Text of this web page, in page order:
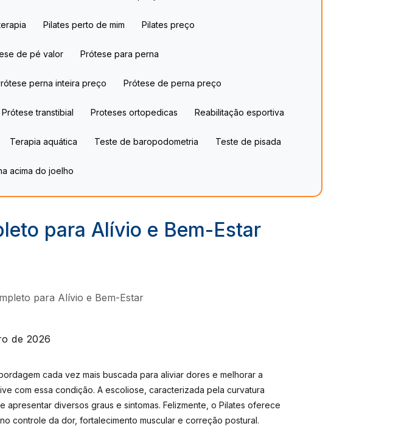
Pilates perto de mim Pilates preço
de pé valor​ Prótese para perna
Prótese perna inteira preço Prótese de perna preço
Prótese transtibial​ Proteses ortopedicas​ Reabilitação esportiva
Terapia aquática​ Teste de baropodometria Teste de pisada
acima do joelho​
para Alívio e Bem-Estar
de 2026
cada vez mais buscada para aliviar dores e melhorar a
com essa condição. A escoliose, caracterizada pela curvatura
apresentar diversos graus e sintomas. Felizmente, o Pilates oferece
controle da dor, fortalecimento muscular e correção postural.